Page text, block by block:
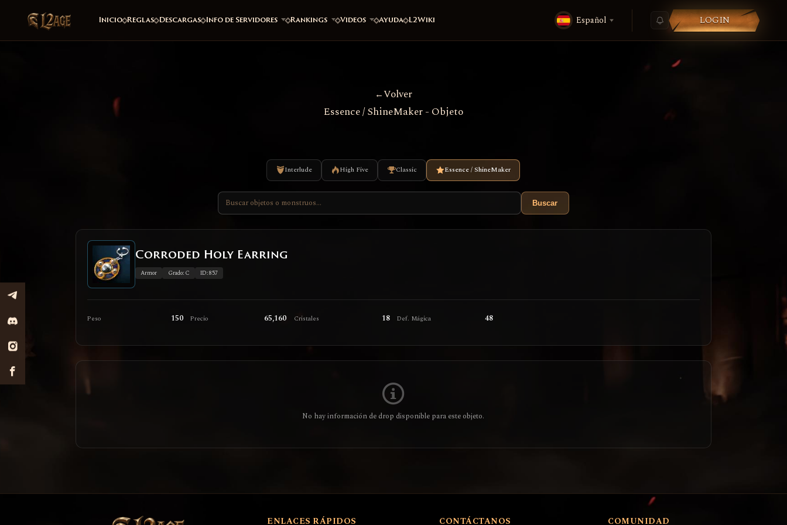
Inicio Reglas Descargas Info de Servidores Rankings Videos Ayuda L2Wiki Español LOGIN
Volver
Essence / ShineMaker - Objeto
Interlude High Five Classic Essence / ShineMaker
Buscar
Corroded Holy Earring
Armor Grado: C ID: 857
Peso 150 Precio 65,160 Cristales 18 Def. Mágica 48
No hay información de drop disponible para este objeto.
ENLACES RÁPIDOS CONTÁCTANOS COMUNIDAD